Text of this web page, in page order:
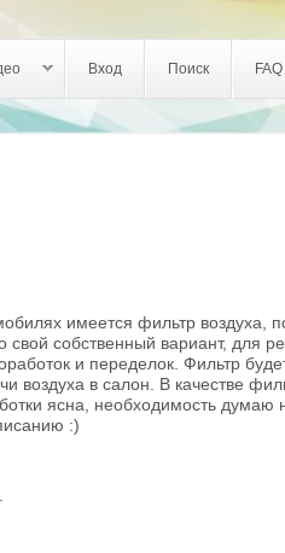
Вход Поиск FAQ
имеется фильтр воздуха,
собственный вариант, для
и переделок. Фильтр
воздуха в салон. В качестве
ясна, необходимость думаю
:)